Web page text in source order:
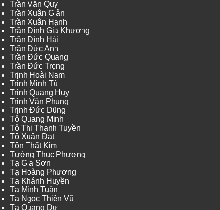
Trần Văn Quy
Trần Xuân Giản
Trần Xuân Hạnh
Trần Đình Gia Khương
Trần Đình Hải
Trần Đức Anh
Trần Đức Quang
Trần Đức Trọng
Trịnh Hoài Nam
Trịnh Minh Tú
Trịnh Quang Huy
Trịnh Văn Phụng
Trịnh Đức Dũng
Tô Quang Minh
Tô Thị Thanh Tuyền
Tô Xuân Đạt
Tôn Thất Kim
Tường Thục Phương
Tạ Gia Sơn
Tạ Hoàng Phương
Tạ Khánh Huyền
Tạ Minh Tuân
Tạ Ngọc Thiên Vũ
Tạ Quang Dự